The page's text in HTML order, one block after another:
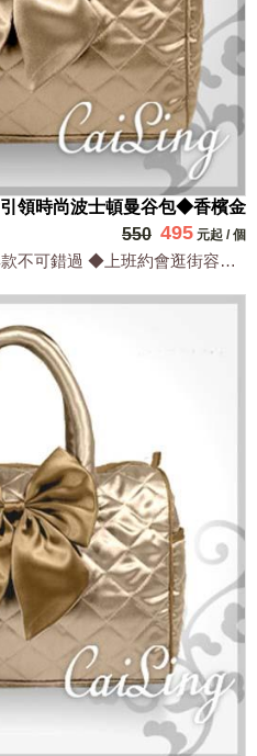
引領時尚波士頓曼谷包◆香檳金
550 495 元起 /個
◆波士頓包經典款不可錯過 ◆上班約會逛街容量最適合 ◆最IN配色系好搭配超時尚 ...